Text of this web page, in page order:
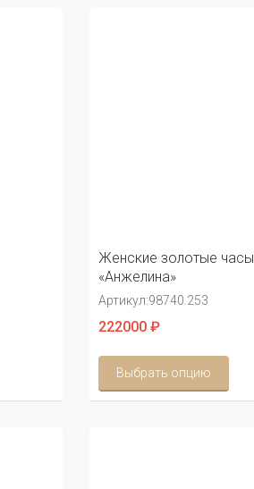
Женские золотые часы
«Анжелина»
Артикул:98740.253
222000 ₽
Выбрать опцию